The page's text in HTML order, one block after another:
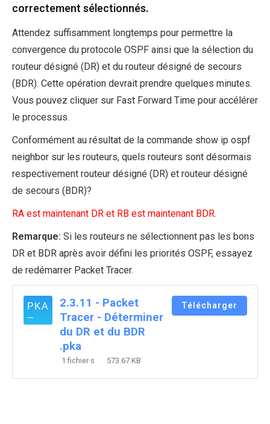
correctement sélectionnés.
Attendez suffisamment longtemps pour permettre la
convergence du protocole OSPF ainsi que la sélection du
routeur désigné (DR) et du routeur désigné de secours
(BDR). Cette opération devrait prendre quelques minutes.
Vous pouvez cliquer sur Fast Forward Time pour accélérer
le processus.
Conformément au résultat de la commande show ip ospf
neighbor sur les routeurs, quels routeurs sont désormais
respectivement routeur désigné (DR) et routeur désigné
de secours (BDR)?
RA est maintenant DR et RB est maintenant BDR.
Remarque: Si les routeurs ne sélectionnent pas les bons
DR et BDR après avoir défini les priorités OSPF, essayez
de redémarrer Packet Tracer.
2.3.11 - Packet
Tracer - Déterminer
du DR et du BDR
.pka
1 fichier·s 573.67 KB
Télécharger